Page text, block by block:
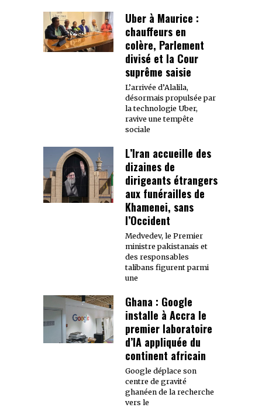
Uber à Maurice :
chauffeurs en
colère, Parlement
divisé et la Cour
suprême saisie
L’arrivée d’Alalila,
désormais propulsée par
la technologie Uber,
ravive une tempête
sociale
L’Iran accueille des
dizaines de
dirigeants étrangers
aux funérailles de
Khamenei, sans
l’Occident
Medvedev, le Premier
ministre pakistanais et
des responsables
talibans figurent parmi
une
Ghana : Google
installe à Accra le
premier laboratoire
d’IA appliquée du
continent africain
Google déplace son
centre de gravité
ghanéen de la recherche
vers le